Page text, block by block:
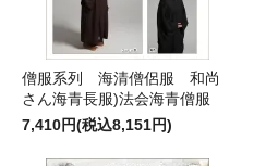
僧服系列 海清僧侶服 和尚
さん海青長服)法会海青僧服
7,410円(税込8,151円)